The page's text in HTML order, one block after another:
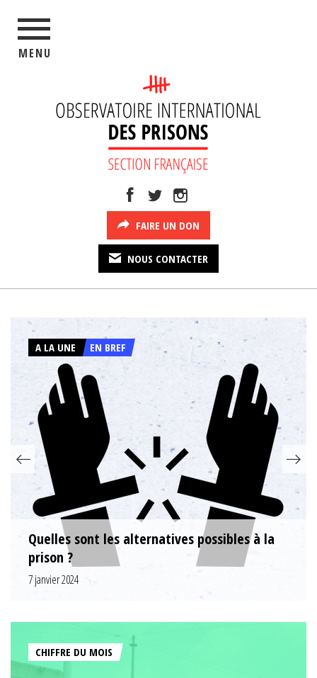
MENU
FAIRE UN DON
NOUS CONTACTER
A LA UNE EN BREF
Quelles sont les alternatives possibles à la
prison ?
7 janvier 2024
CHIFFRE DU MOIS